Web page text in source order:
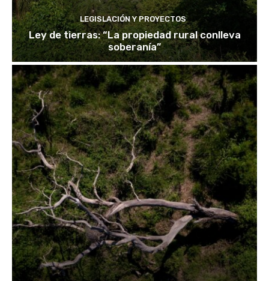
LEGISLACIÓN Y PROYECTOS
Ley de tierras: “La propiedad rural conlleva
soberanía”